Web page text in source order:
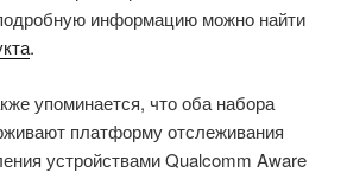
информацию можно найти
.
упоминается, что оба набора
платформу отслеживания
устройствами Qualcomm Aware